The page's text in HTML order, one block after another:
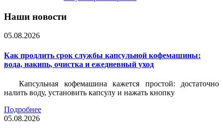
Наши новости
05.08.2026
Как продлить срок службы капсульной кофемашины:
вода, накипь, очистка и ежедневный уход
Капсульная кофемашина кажется простой: достаточно
налить воду, установить капсулу и нажать кнопку
Подробнее
05.08.2026